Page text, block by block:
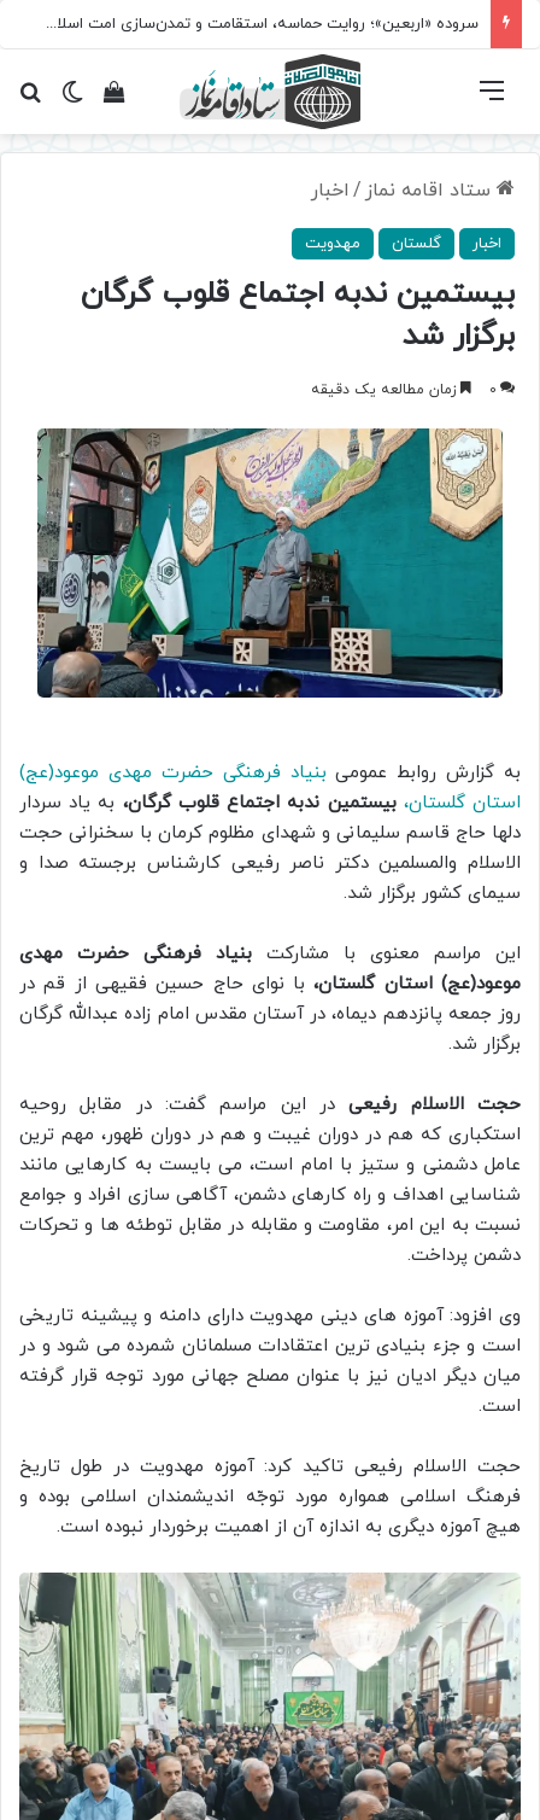
سروده‌ «اربعین»؛ روایت حماسه، استقامت و تمدن‌سازی امت اسلامی
تغییرمشاهده فهرست
ستاد اقامه نماز / اخبار
اخبار گلستان مهدویت
بیستمین ندبه اجتماع قلوب گرگان
برگزار شد
0 زمان مطالعه یک دقیقه
به گزارش روابط عمومیبنیاد فرهنگی حضرت مهدی موعود(عج)
استان گلستان،بیستمین ندبه اجتماع قلوب گرگان، به یاد سردار
دلها حاج قاسم سلیمانی و شهدای مظلوم کرمان با سخنرانی حجت
الاسلام والمسلمین دکتر ناصر رفیعی کارشناس برجسته صدا و
سیمای کشور برگزار شد.
این مراسم معنوی با مشارکت بنیاد فرهنگی حضرت مهدی
موعود(عج) استان گلستان،با نوای حاج حسین فقیهی از قم در
روز جمعه پانزدهم دیماه، در آستان مقدس امام زاده عبدالله گرگان
برگزار شد.
حجت الاسلام رفیعیدر این مراسم گفت: در مقابل روحیه
استکباری که هم در دوران غیبت و هم در دوران ظهور، مهم ترین
عامل دشمنی و ستیز با امام است، می بایست به کارهایی مانند
شناسایی اهداف و راه کارهای دشمن، آگاهی سازی افراد و جوامع
نسبت به این امر، مقاومت و مقابله در مقابل توطئه ها و تحرکات
دشمن پرداخت.
وی افزود: آموزه های دینی مهدویت دارای دامنه و پیشینه تاریخی
است و جزء بنیادی ترین اعتقادات مسلمانان شمرده می شود و در
میان دیگر ادیان نیز با عنوان مصلح جهانی مورد توجه قرار گرفته
است.
حجت الاسلام رفیعی تاکید کرد: آموزه مهدویت در طول تاریخ
فرهنگ اسلامی همواره مورد توجّه اندیشمندان اسلامی بوده و
هیچ آموزه دیگری به اندازه آن از اهمیت برخوردار نبوده است.